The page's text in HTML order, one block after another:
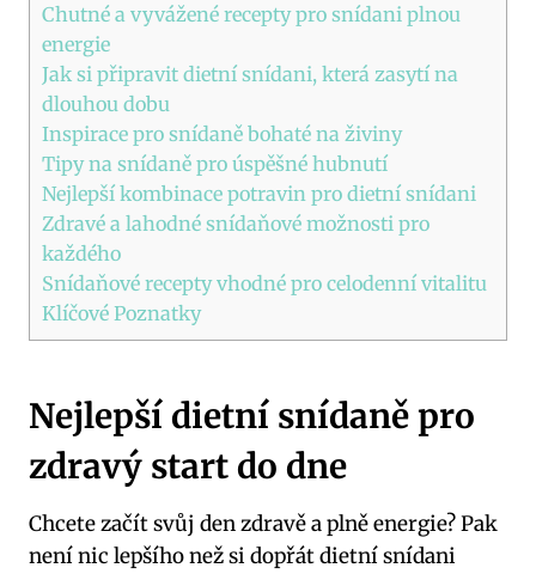
Chutné a vyvážené recepty pro snídani plnou
energie
Jak si připravit dietní snídani, která zasytí na
dlouhou dobu
Inspirace pro snídaně bohaté na živiny
Tipy na snídaně pro úspěšné hubnutí
Nejlepší kombinace potravin pro dietní snídani
Zdravé a lahodné snídaňové možnosti pro
každého
Snídaňové recepty vhodné pro celodenní vitalitu
Klíčové Poznatky
Nejlepší dietní snídaně pro
zdravý start do dne
Chcete začít svůj den zdravě a plně energie? Pak
není nic lepšího než si dopřát dietní snídani